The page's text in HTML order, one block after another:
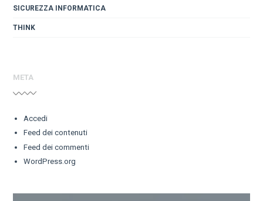
SICUREZZA INFORMATICA
THINK
META
Accedi
Feed dei contenuti
Feed dei commenti
WordPress.org